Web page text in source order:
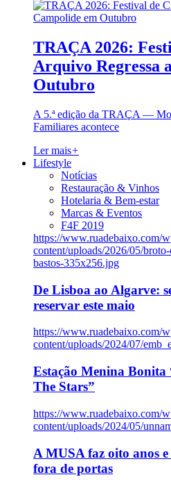
TRAÇA 2026:
Arquivo Regressa
Outubro
A 5.ª edição da TRAÇA —
Familiares acontece
Ler mais+
Lifestyle
Notícias
Restauração & Vinhos
Hotelaria & Bem-estar
Marcas & Eventos
F4F 2019
https://www.ruadebaixo.com/
content/uploads/2026/05/
bastos-335x256.jpg
De Lisboa ao Algarve:
reservar este maio
https://www.ruadebaixo.com/
content/uploads/2024/07/
Estação Menina Bonita
The Stars”
https://www.ruadebaixo.com/
content/uploads/2024/05/
A MUSA faz oito anos
fora de portas